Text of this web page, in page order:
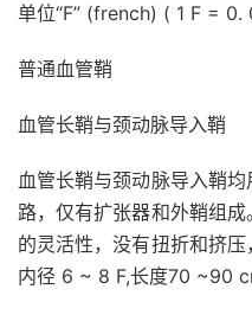
单位“F” (french) ( 1 F = 0.
普通血管鞘
血管长鞘与颈动脉导入鞘
血管长鞘与颈动脉导入鞘
路，仅有扩张器和外鞘组
的灵活性，没有扭折和挤
内径 6 ~ 8 F,长度70 ~90